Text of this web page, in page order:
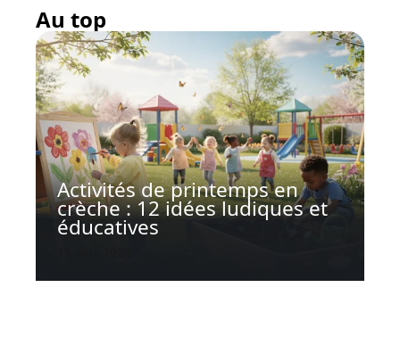
Au top
Activités de printemps en
crèche : 12 idées ludiques et
éducatives